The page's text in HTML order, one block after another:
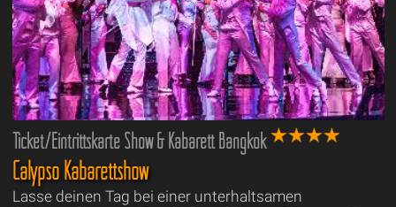
Ticket/Eintrittskarte Show & Kabarett Bangkok
Calypso Kabarettshow
Lasse deinen Tag bei einer unterhaltsamen